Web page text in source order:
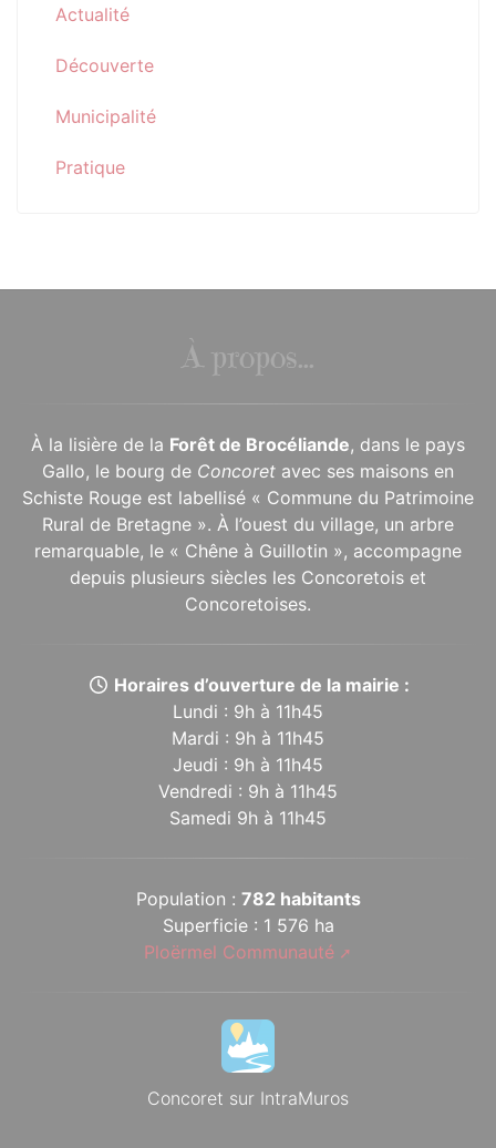
Actualité
Découverte
Municipalité
Pratique
À propos...
À la lisière de la Forêt de Brocéliande, dans le pays
Gallo, le bourg de Concoret avec ses maisons en
Schiste Rouge est labellisé « Commune du Patrimoine
Rural de Bretagne ». À l’ouest du village, un arbre
remarquable, le « Chêne à Guillotin », accompagne
depuis plusieurs siècles les Concoretois et
Concoretoises.
Horaires d’ouverture de la mairie :
Lundi : 9h à 11h45
Mardi : 9h à 11h45
Jeudi : 9h à 11h45
Vendredi : 9h à 11h45
Samedi 9h à 11h45
Population : 782 habitants
Superficie : 1 576 ha
Ploërmel Communauté
Concoret sur IntraMuros